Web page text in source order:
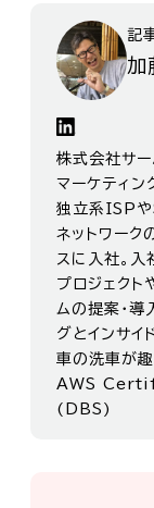
記
加
株式会社サー
マーケティン
独立系ISPや
ネットワーク
スに入社。入
プロジェクト
ムの提案・導
グとインサイ
車の洗車が趣
AWS
(DBS)